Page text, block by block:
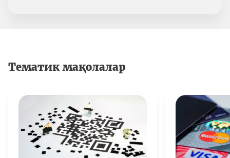
Тематик мақолалар